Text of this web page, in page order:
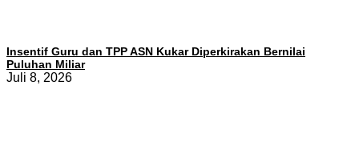
Insentif Guru dan TPP ASN Kukar Diperkirakan Bernilai
Puluhan Miliar
Juli 8, 2026